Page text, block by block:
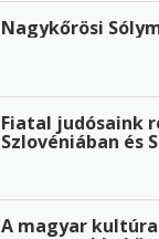
Nagykőrösi
Fiatal judósaink
Szlovéniában és
A magyar